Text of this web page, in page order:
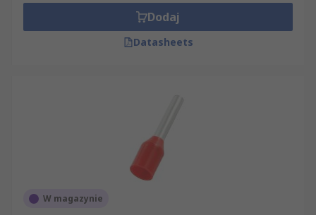
Dodaj
Datasheets
W magazynie